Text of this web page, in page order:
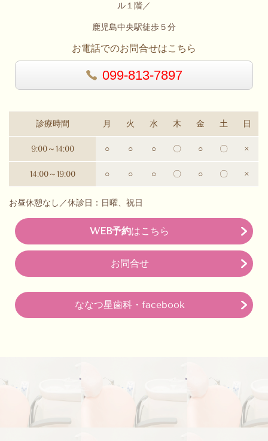
ル１階／
鹿児島中央駅徒歩５分
お電話でのお問合せはこちら
099-813-7897
診療時間 月 火 水 木 金 土 日
9:00～14:00 ○ ○ ○ 〇 ○ 〇 ×
14:00～19:00 ○ ○ ○ 〇 ○ 〇 ×
お昼休憩なし／休診日：日曜、祝日
WEB予約はこちら
お問合せ
ななつ星歯科・facebook